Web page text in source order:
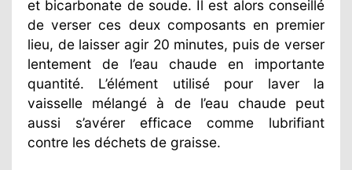
et bicarbonate de soude. Il est alors conseillé
de verser ces deux composants en premier
lieu, de laisser agir 20 minutes, puis de verser
lentement de l’eau chaude en importante
quantité. L’élément utilisé pour laver la
vaisselle mélangé à de l’eau chaude peut
aussi s’avérer efficace comme lubrifiant
contre les déchets de graisse.